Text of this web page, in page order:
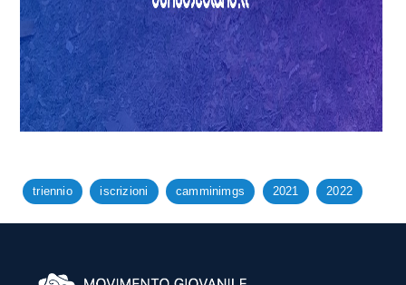
triennio iscrizioni camminimgs 2021 2022